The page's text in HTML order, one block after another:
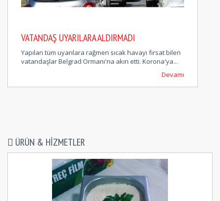
VATANDAŞ UYARILARA ALDIRMADI
Yapılan tüm uyarılara rağmen sıcak havayı fırsat bilen
vatandaşlar Belgrad Ormanı'na akın etti. Korona'ya...
Devamı
ÜRÜN & HIZMETLER